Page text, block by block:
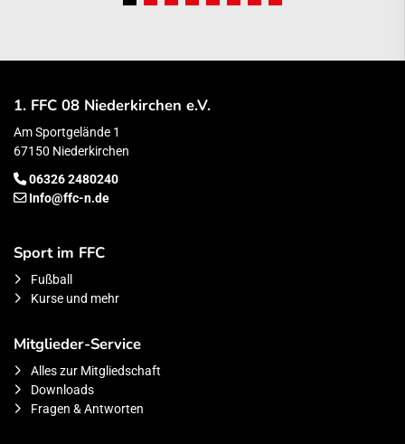
1. FFC 08 Niederkirchen e.V.
Am Sportgelände 1
67150 Niederkirchen
06326 2480240
Info@ffc-n.de
Sport im FFC
Fußball
Kurse und mehr
Mitglieder-Service
Alles zur Mitgliedschaft
Downloads
Fragen & Antworten